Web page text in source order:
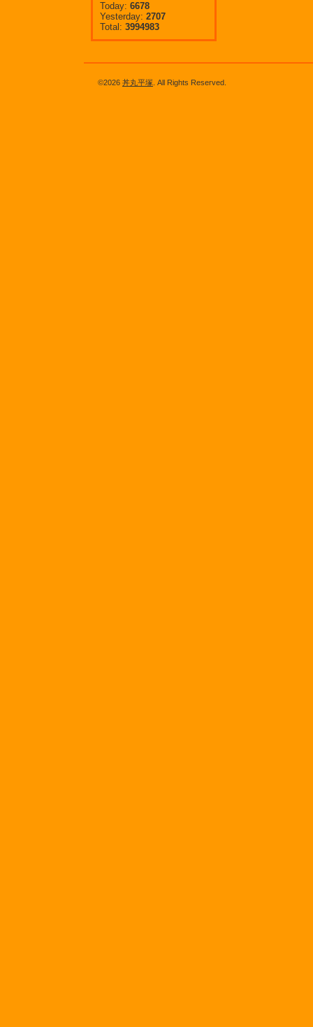
Today: 6678
Yesterday: 2707
Total: 3994983
©2026 丼丸平塚 . All Rights Reserved.